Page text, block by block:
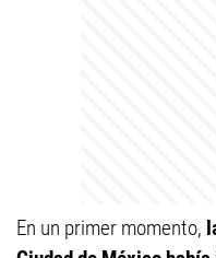
En un primer momento,